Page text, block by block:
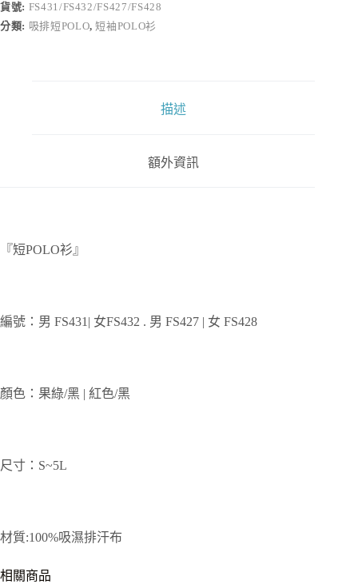
貨號: FS431/FS432/FS427/FS428
分類: 吸排短POLO,短袖POLO衫
描述
額外資訊
『短POLO衫』
編號：男 FS431| 女FS432 . 男 FS427 | 女 FS428
顏色：果綠/黑 | 紅色/黑
尺寸：S~5L
材質:100%吸濕排汗布
相關商品